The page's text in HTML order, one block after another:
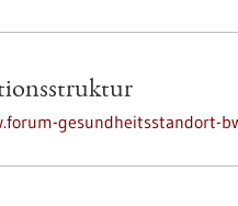
gesundheitsstandort-